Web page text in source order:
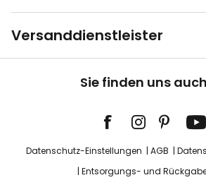
Versanddienstleister
Sie finden uns
Datenschutz-Einstellungen AGB
Entsorgungs- und